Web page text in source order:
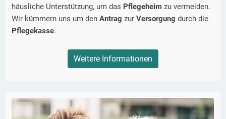
häusliche Unterstützung, um das Pflegeheim zu vermeiden.
Wir kümmern uns um den Antrag zur Versorgung durch die
Pflegekasse.
Weitere Informationen